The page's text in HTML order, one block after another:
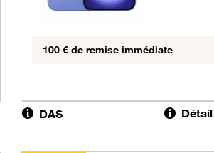
100 € de remise immédiate
DAS